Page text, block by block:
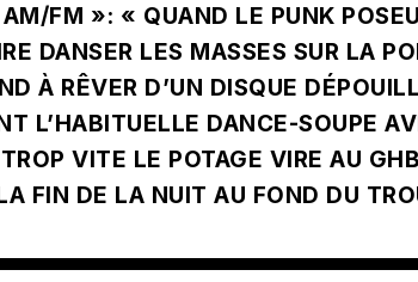
FM »: « QUAND LE PUNK
DANSER LES MASSES SUR LA
À RÊVER D’UN DISQUE
L’HABITUELLE DANCE-SOUPE
VITE LE POTAGE VIRE AU
FIN DE LA NUIT AU FOND DU